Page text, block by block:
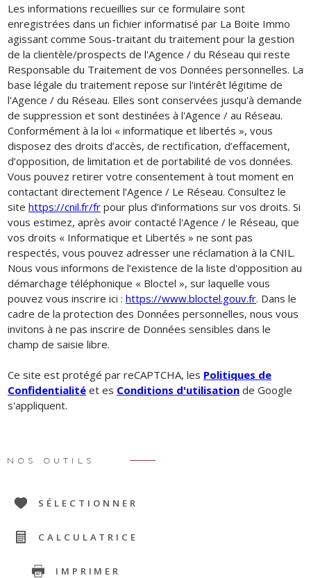
Les informations recueillies sur ce formulaire sont
enregistrées dans un fichier informatisé par La Boite Immo
agissant comme Sous-traitant du traitement pour la gestion
de la clientèle/prospects de l'Agence / du Réseau qui reste
Responsable du Traitement de vos Données personnelles. La
base légale du traitement repose sur l'intérêt légitime de
l'Agence / du Réseau. Elles sont conservées jusqu'à demande
de suppression et sont destinées à l'Agence / au Réseau.
Conformément à la loi « informatique et libertés », vous
disposez des droits d’accès, de rectification, d’effacement,
d’opposition, de limitation et de portabilité de vos données.
Vous pouvez retirer votre consentement à tout moment en
contactant directement l’Agence / Le Réseau. Consultez le
site https://cnil.fr/fr pour plus d’informations sur vos droits. Si
vous estimez, après avoir contacté l'Agence / le Réseau, que
vos droits « Informatique et Libertés » ne sont pas
respectés, vous pouvez adresser une réclamation à la CNIL.
Nous vous informons de l’existence de la liste d'opposition au
démarchage téléphonique « Bloctel », sur laquelle vous
pouvez vous inscrire ici : https://www.bloctel.gouv.fr. Dans le
cadre de la protection des Données personnelles, nous vous
invitons à ne pas inscrire de Données sensibles dans le
champ de saisie libre.
Ce site est protégé par reCAPTCHA, les Politiques de
Confidentialité et es Conditions d'utilisation de Google
s'appliquent.
NOS OUTILS
SÉLECTIONNER
CALCULATRICE
IMPRIMER